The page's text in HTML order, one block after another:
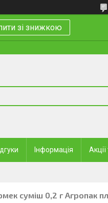
зі знижкою
Інформація
суміш 0,2 г Агропак